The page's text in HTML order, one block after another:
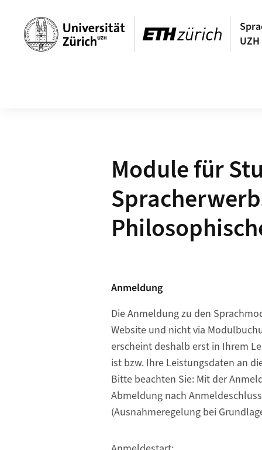
Module für
Anmeldung
Die Anmeldung zu den
Website und nicht via
erscheint deshalb erst in Ihrem
ist bzw. Ihre Leistungsdaten an
Bitte beachten Sie: Mit der
Abmeldung nach
(Ausnahmeregelung bei